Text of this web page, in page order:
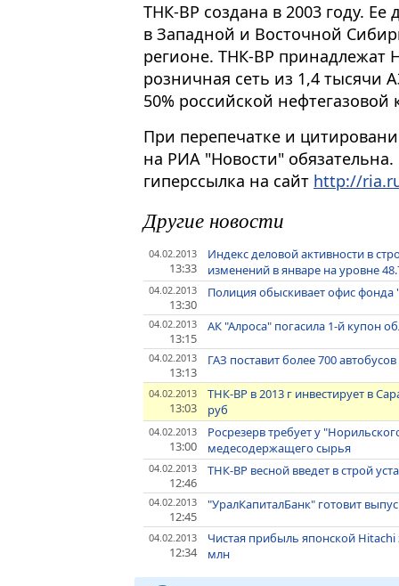
ТНК-ВР создана в 2003 году.
в Западной и Восточной
регионе. ТНК-BP принадлежат
розничная сеть из 1,4 тысячи
50% российской
При перепечатке и
на РИА "Новости"
гиперссылка на сайт http://
Другие новости
04.02.2013
13:33
Индекс деловой активности в
изменений в январе на уровне
04.02.2013
13:30
Полиция обыскивает офис
04.02.2013
13:15
АК "Алроса" погасила 1-й купон
04.02.2013
13:13
ГАЗ поставит более 700
04.02.2013
13:03
ТНК-ВР в 2013 г инвестирует в
руб
04.02.2013
13:00
Росрезерв требует у
медесодержащего сырья
04.02.2013
12:46
ТНК-ВР весной введет в строй
04.02.2013
12:45
"УралКапиталБанк" готовит
04.02.2013
12:34
Чистая прибыль японской Hitachi
млн